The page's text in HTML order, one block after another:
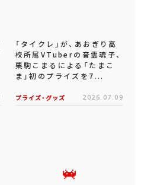
「タイクレ」が、あおぎり高
校所属VTuberの音霊魂子、
栗駒こまるによる「たまこ
ま」初のプライズを7...
プライズ・グッズ 2026.07.09